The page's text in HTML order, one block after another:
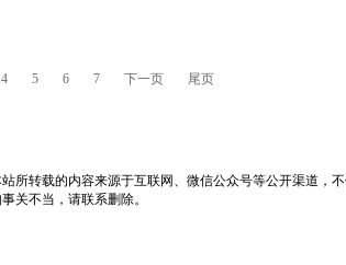
4 5 6 7 下一页 尾页
所转载的内容来源于互联网、微信公众号等公开渠道，
关不当，请联系删除。